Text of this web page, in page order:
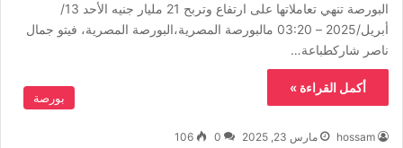
البورصة تنهي تعاملاتها على ارتفاع وتربح 21 مليار جنيه الأحد 13/
أبريل/2025 – 03:20 مالبورصة المصرية،البورصة المصرية، فيتو جمال
ناصر شاركطباعة…
أكمل القراءة »
بورصة
hossam مارس 23, 2025 0
106